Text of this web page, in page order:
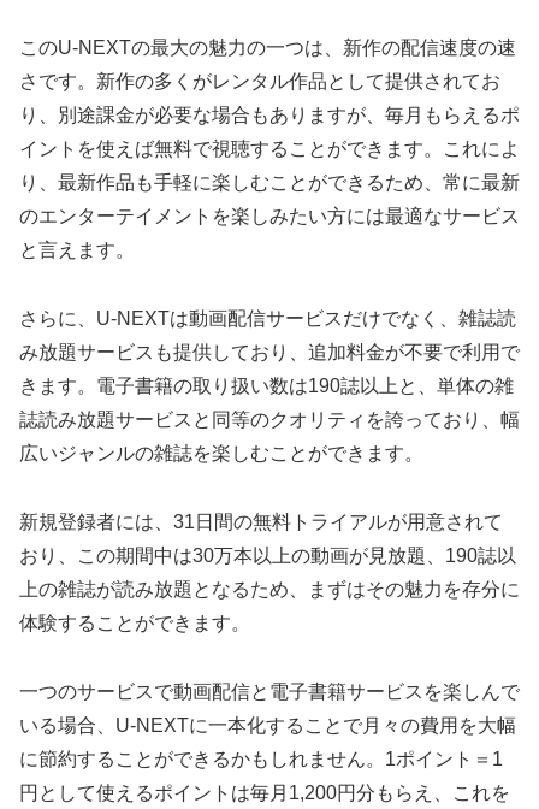
このU-NEXTの最大の魅力の一つは、新作の配信速度の速
さです。新作の多くがレンタル作品として提供されてお
り、別途課金が必要な場合もありますが、毎月もらえるポ
イントを使えば無料で視聴することができます。これによ
り、最新作品も手軽に楽しむことができるため、常に最新
のエンターテイメントを楽しみたい方には最適なサービス
と言えます。
さらに、U-NEXTは動画配信サービスだけでなく、雑誌読
み放題サービスも提供しており、追加料金が不要で利用で
きます。電子書籍の取り扱い数は190誌以上と、単体の雑
誌読み放題サービスと同等のクオリティを誇っており、幅
広いジャンルの雑誌を楽しむことができます。
新規登録者には、31日間の無料トライアルが用意されて
おり、この期間中は30万本以上の動画が見放題、190誌以
上の雑誌が読み放題となるため、まずはその魅力を存分に
体験することができます。
一つのサービスで動画配信と電子書籍サービスを楽しんで
いる場合、U-NEXTに一本化することで月々の費用を大幅
に節約することができるかもしれません。1ポイント＝1
円として使えるポイントは毎月1,200円分もらえ、これを